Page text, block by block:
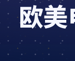
欧美